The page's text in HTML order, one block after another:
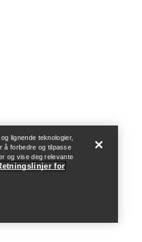
lignende teknologier,
å forbedre og tilpasse
og vise deg relevante
for